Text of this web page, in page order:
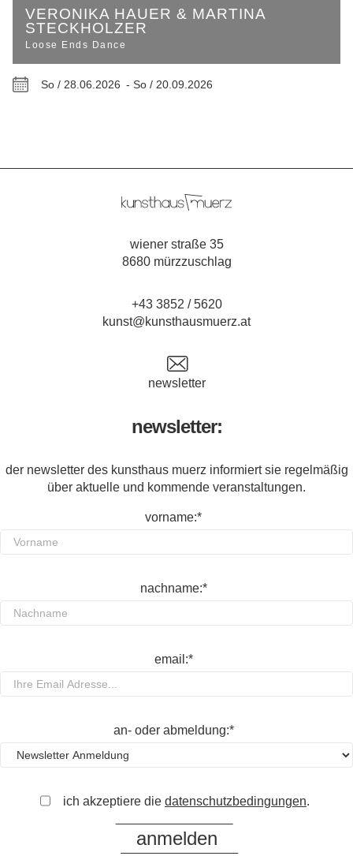
VERONIKA HAUER & MARTINA
STECKHOLZER
Loose Ends Dance
So / 28.06.2026 - So / 20.09.2026
wiener straße 35
8680 mürzzuschlag
+43 3852 / 5620
kunst@kunsthausmuerz.at
newsletter
newsletter:
der newsletter des kunsthaus muerz informiert sie regelmäßig
über aktuelle und kommende veranstaltungen.
vorname:*
nachname:*
email:*
an- oder abmeldung:*
ich akzeptiere die datenschutzbedingungen.